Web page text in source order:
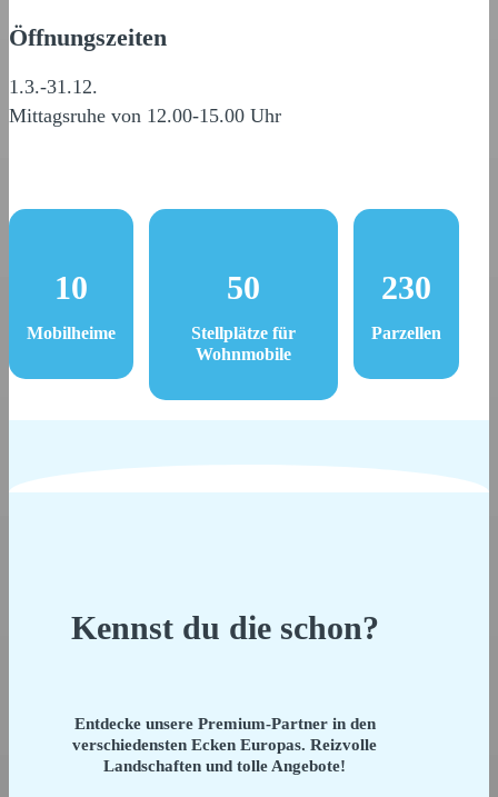
Öffnungszeiten
1.3.-31.12.
Mittagsruhe von 12.00-15.00 Uhr
10
Mobilheime
50
Stellplätze für
Wohnmobile
230
Parzellen
Kennst du die schon?
Entdecke unsere Premium-Partner in den
verschiedensten Ecken Europas. Reizvolle
Landschaften und tolle Angebote!